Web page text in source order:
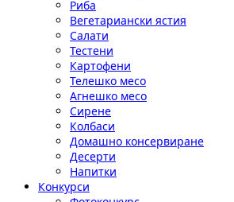
Риба
Вегетариански ястия
Салати
Тестени
Картофени
Телешко месо
Агнешко месо
Сирене
Колбаси
Домашно консервиране
Десерти
Напитки
Конкурси